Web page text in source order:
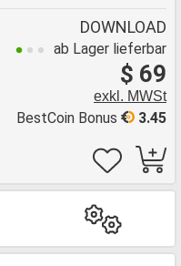
DOWNLOAD
ab Lager lieferbar
$ 69
exkl. MWSt
3.45
BestCoin Bonus